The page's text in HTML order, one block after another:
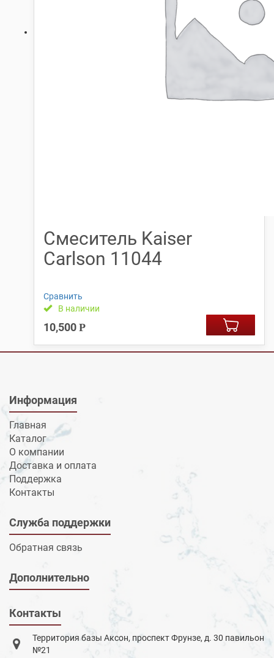
Смеситель Kaiser
Carlson 11044
Сравнить
В наличии
10,500 Р
Информация
Главная
Каталог
О компании
Доставка и оплата
Поддержка
Контакты
Служба поддержки
Обратная связь
Дополнительно
Контакты
Территория базы Аксон, проспект Фрунзе, д. 30 павильон
№21